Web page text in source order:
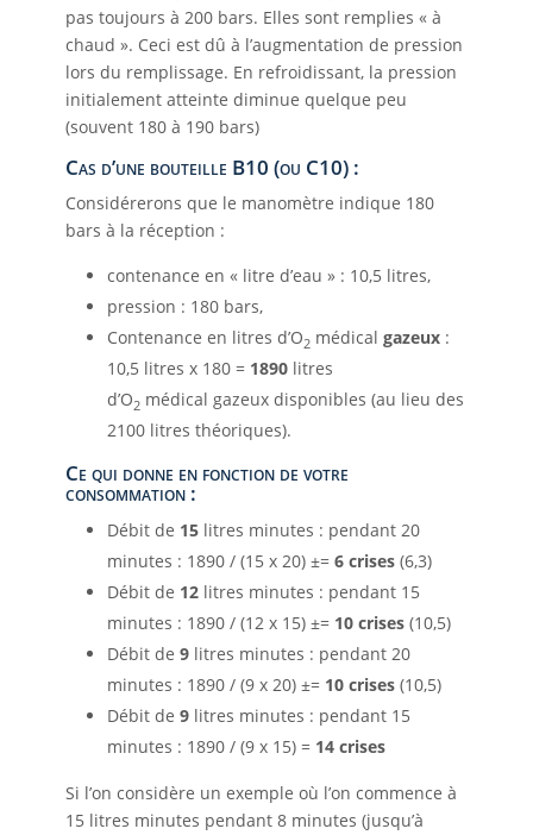
pas toujours à 200 bars. Elles sont remplies « à
chaud ». Ceci est dû à l’augmentation de pression
lors du remplissage. En refroidissant, la pression
initialement atteinte diminue quelque peu
(souvent 180 à 190 bars)
Cas d’une bouteille B10 (ou C10) :
Considérerons que le manomètre indique 180
bars à la réception :
contenance en « litre d’eau » : 10,5 litres,
pression : 180 bars,
Contenance en litres d’O2médical gazeux:
10,5 litres x 180 = 1890litres
d’O2médical gazeux disponibles (au lieu des
2100 litres théoriques).
Ce qui donne en fonction de votre
consommation :
Débit de 15litres minutes : pendant 20
minutes : 1890 / (15 x 20) ±= 6 crises(6,3)
Débit de 12litres minutes : pendant 15
minutes : 1890 / (12 x 15) ±= 10 crises(10,5)
Débit de 9litres minutes : pendant 20
minutes : 1890 / (9 x 20) ±= 10 crises(10,5)
Débit de 9litres minutes : pendant 15
minutes : 1890 / (9 x 15) = 14 crises
Si l’on considère un exemple où l’on commence à
15 litres minutes pendant 8 minutes (jusqu’à